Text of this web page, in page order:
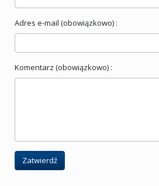
Adres e-mail (obowiązkowo) :
Komentarz (obowiązkowo) :
Zatwierdź